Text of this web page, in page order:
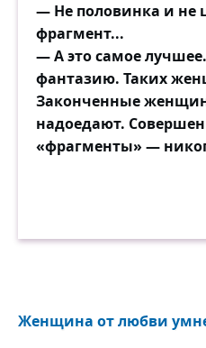
— Не половинка и не
фрагмент...
— А это самое
фантазию. Таких
Законченные
надоедают.
«фрагменты» —
Женщина от любви